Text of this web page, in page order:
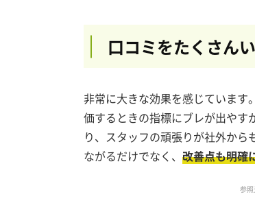
口コミをたくさん
非常に大きな効果を感じています
価するときの指標にブレが出やす
り、スタッフの頑張りが社外から
ながるだけでなく、 改善点も明確
参